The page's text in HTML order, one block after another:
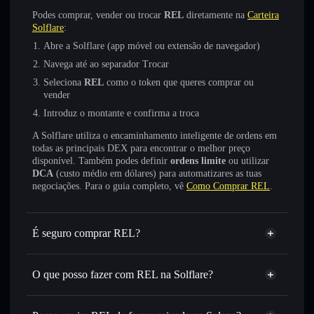
Podes comprar, vender ou trocar REL diretamente na Carteira
Solflare:
Abre a Solflare (app móvel ou extensão de navegador)
Navega até ao separador Trocar
Seleciona REL como o token que queres comprar ou
vender
Introduz o montante e confirma a troca
A Solflare utiliza o encaminhamento inteligente de ordens em
todas as principais DEX para encontrar o melhor preço
disponível. Também podes definir ordens limite ou utilizar
DCA (custo médio em dólares) para automatizares as tuas
negociações. Para o guia completo, vê Como Comprar REL.
É seguro comprar REL?
REL não está verificado
O que posso fazer com REL na Solflare?
REL
Carteira Solflare